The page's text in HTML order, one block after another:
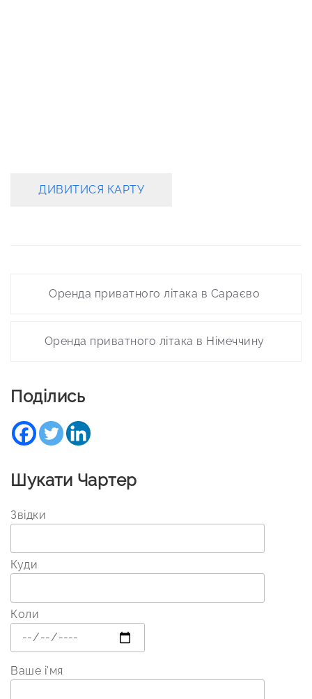
ДИВИТИСЯ КАРТУ
navigation
Оренда приватного літака в Сараєво
Оренда приватного літака в Німеччину
Поділись
Шукати Чартер
Звідки
Куди
Коли
Ваше і'мя